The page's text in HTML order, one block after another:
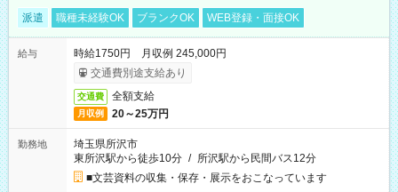
派遣 職種未経験OK ブランクOK WEB登録・面接OK
給与
時給1750円 月収例 245,000円
交通費別途支給あり
交通費 全額支給
月収例 20～25万円
勤務地
埼玉県所沢市
東所沢駅から徒歩10分 / 所沢駅から民間バス12分
■文芸資料の収集・保存・展示をおこなっています